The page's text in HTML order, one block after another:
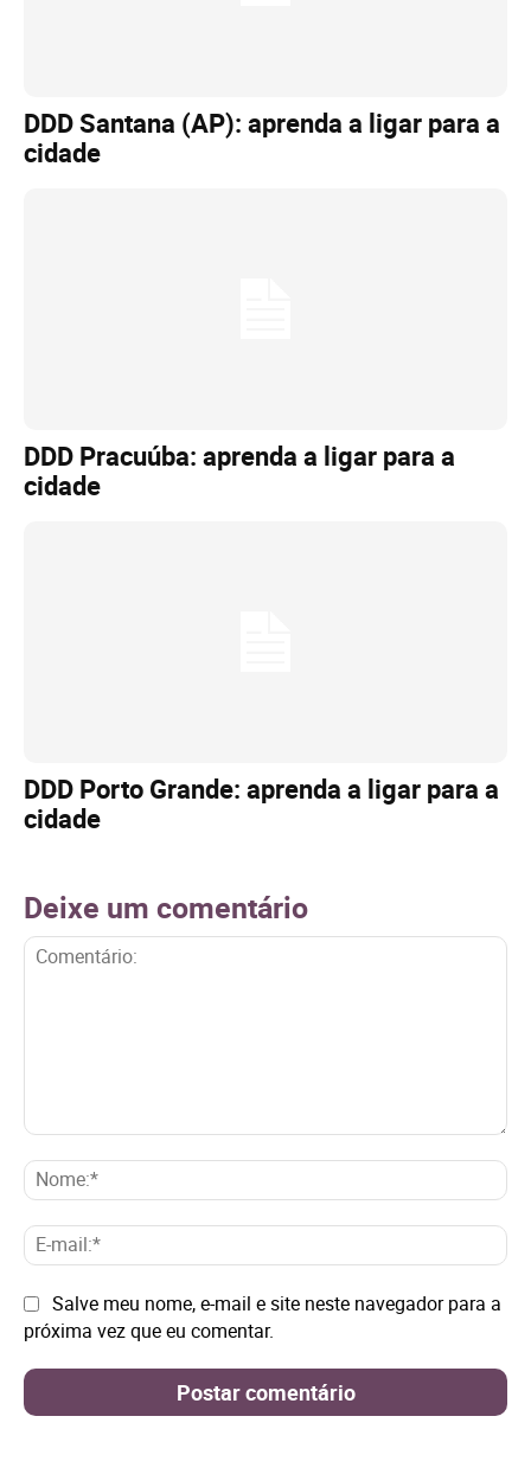
DDD Santana (AP): aprenda a ligar para a
cidade
DDD Pracuúba: aprenda a ligar para a
cidade
DDD Porto Grande: aprenda a ligar para a
cidade
Deixe um comentário
E-
Site: Salve meu nome, e-mail e site neste navegador para a
próxima vez que eu comentar.